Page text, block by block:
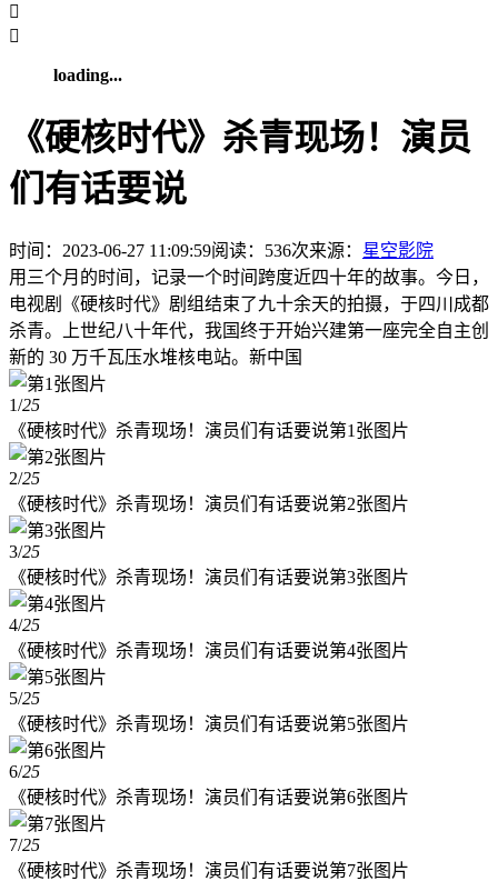


loading...
《硬核时代》杀青现场！演员
们有话要说
时间：2023-06-27 11:09:59阅读： 536次来源： 星空影院
用三个月的时间，记录一个时间跨度近四十年的故事。今日，
电视剧《硬核时代》剧组结束了九十余天的拍摄，于四川成都
杀青。上世纪八十年代，我国终于开始兴建第一座完全自主创
新的 30 万千瓦压水堆核电站。新中国
1/25
《硬核时代》杀青现场！演员们有话要说第1张图片
2/25
《硬核时代》杀青现场！演员们有话要说第2张图片
3/25
《硬核时代》杀青现场！演员们有话要说第3张图片
4/25
《硬核时代》杀青现场！演员们有话要说第4张图片
5/25
《硬核时代》杀青现场！演员们有话要说第5张图片
6/25
《硬核时代》杀青现场！演员们有话要说第6张图片
7/25
《硬核时代》杀青现场！演员们有话要说第7张图片